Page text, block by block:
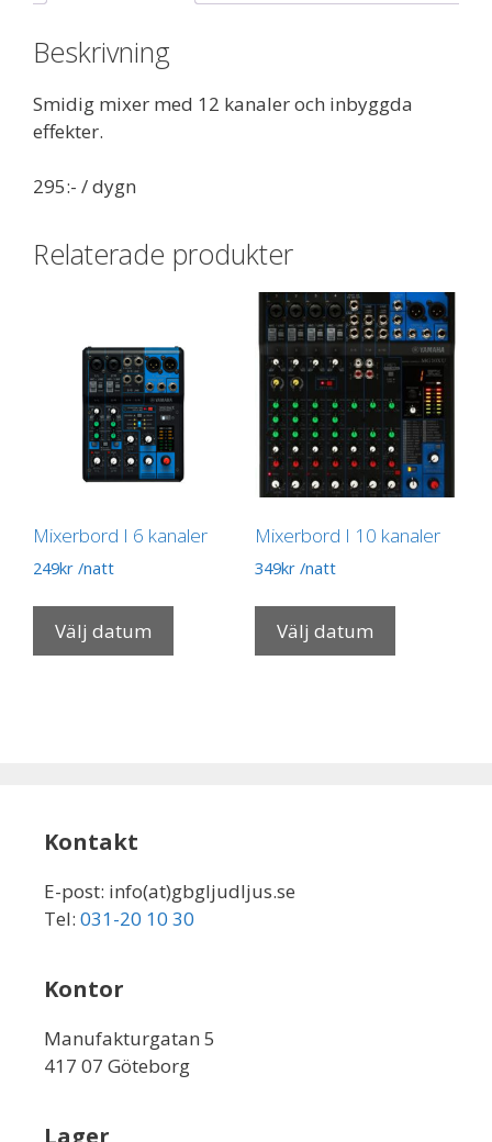
Beskrivning
Smidig mixer med 12 kanaleroch inbyggda
effekter.
295:- / dygn
Relaterade produkter
Mixerbord I 6 kanaler
249kr /natt
Välj datum
Mixerbord I 10 kanaler
349kr/natt
Välj datum
Kontakt
E-post: info(at)gbgljudljus.se
Tel: 031-20 10 30
Kontor
Manufakturgatan 5
417 07 Göteborg
Lager